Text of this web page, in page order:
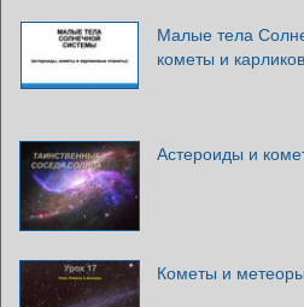
Малые тела
кометы и
Астероиды и
Кометы и метеоры